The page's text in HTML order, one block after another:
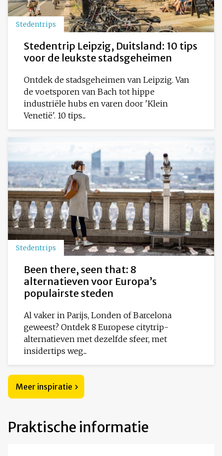
Stedentrips
Stedentrip Leipzig, Duitsland: 10 tips
voor de leukste stadsgeheimen
Ontdek de stadsgeheimen van Leipzig. Van
de voetsporen van Bach tot hippe
industriële hubs en varen door 'Klein
Venetië'. 10 tips...
Stedentrips
Been there, seen that: 8
alternatieven voor Europa’s
populairste steden
Al vaker in Parijs, Londen of Barcelona
geweest? Ontdek 8 Europese citytrip-
alternatieven met dezelfde sfeer, met
insidertips weg...
Meer inspiratie
Praktische informatie